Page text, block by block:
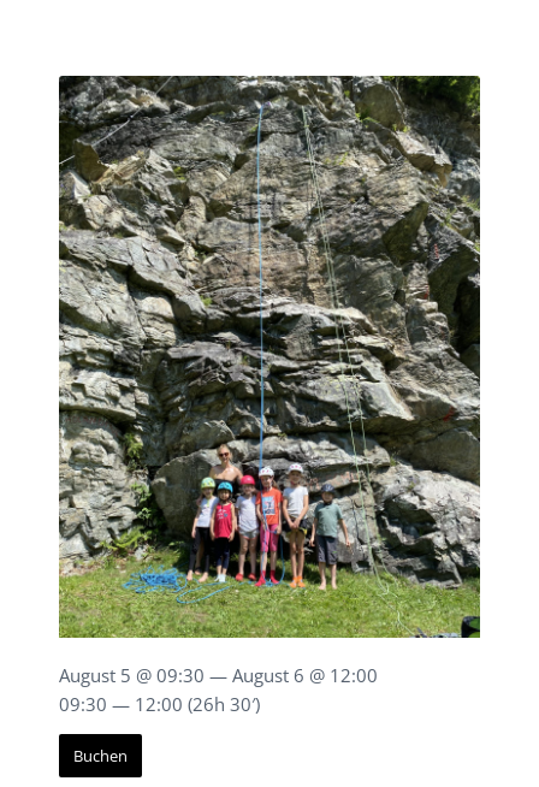
August 5 @ 09:30 — August 6 @ 12:00
09:30 — 12:00 (26h 30′)
Buchen